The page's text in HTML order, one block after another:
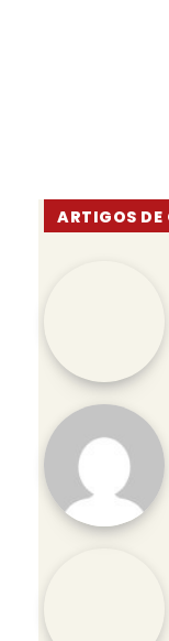
ARTIGOS